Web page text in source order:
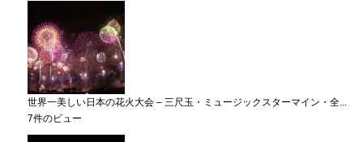
世界一美しい日本の花火大会 – 三尺玉・ミュージックスターマイン・全...
7件のビュー